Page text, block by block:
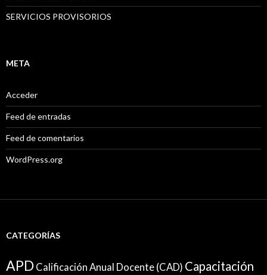
SERVICIOS PROVISORIOS
META
Acceder
Feed de entradas
Feed de comentarios
WordPress.org
CATEGORÍAS
APD Calificación Anual Docente (CAD) Capacitación